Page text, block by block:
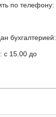
по телефону:
бухгалтерией:
с 15.00 до